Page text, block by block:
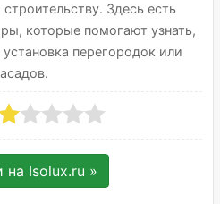
Здесь есть
которые помогают узнать,
перегородок или
на Isolux.ru »